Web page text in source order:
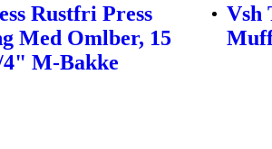
Rustfri Press
Med Omlber, 15
M-Bakke
Vsh